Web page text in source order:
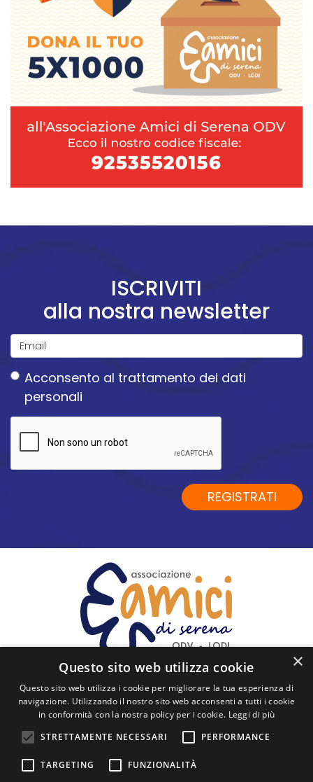
ISCRIVITI
alla nostra newsletter
*
Acconsento al trattamento dei dati
personali
Acconsento
trattamento
dei
dati
personali
REGISTRATI
SEGUICI
Via Cavour, 60 - 26900 Lodi
posta@amicidiserena.it
×
Questo sito web utilizza cookie
Questo sito web utilizza i cookie per migliorare la tua esperienza di
navigazione. Utilizzando il nostro sito web acconsenti a tutti i cookie
in conformità con la nostra policy per i cookie. Leggi di più
STRETTAMENTE NECESSARI
PERFORMANCE
TARGETING FUNZIONALITÀ